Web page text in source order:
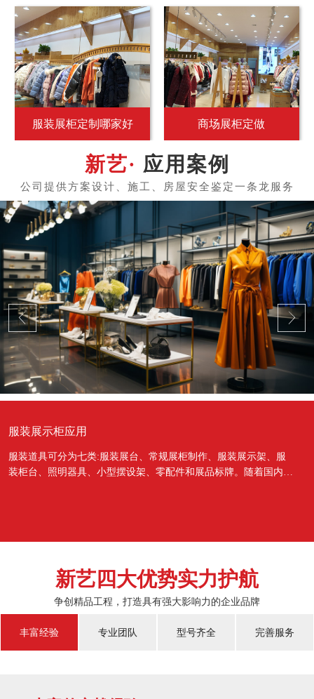
服装展柜定制哪家好 商场展柜定做
应用案例
服装展示柜应用
服装道具可分为七类:服装展台、常规展柜制作、服装展示架、服
装柜台、照明器具、小型摆设架、零配件和展品标牌。随着国内经
新艺四大优势实力护航
争创精品工程，打造具有强大影响力的企业品牌
丰富经验 专业团队 型号齐全 完善服务